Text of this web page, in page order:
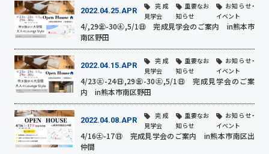
2022.04.25.APR
完成
見学会
重要なお
知らせ
お知らせ・
イベント
4/,29㊎-30㊏,5/1㊐ 完成見学会のご案内 in熊本市
南区野田
2022.04.15.APR
完成
見学会
重要なお
知らせ
お知らせ・
イベント
4/23㊏-24㊐,29㊎-30㊏,5/1㊐ 完成見学会のご案
内 in熊本市南区野田
2022.04.08.APR
完成
見学会
重要なお
知らせ
お知らせ・
イベント
4/16㊏-17㊐ 完成見学会のご案内 in熊本市南区出
仲間